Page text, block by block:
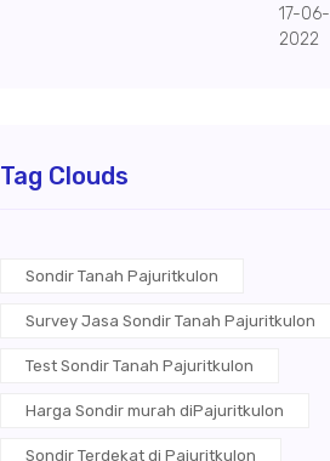
17-06-
2022
Tag Clouds
Sondir Tanah Pajuritkulon
Survey Jasa Sondir Tanah Pajuritkulon
Test Sondir Tanah Pajuritkulon
Harga Sondir murah diPajuritkulon
Sondir Terdekat di Pajuritkulon